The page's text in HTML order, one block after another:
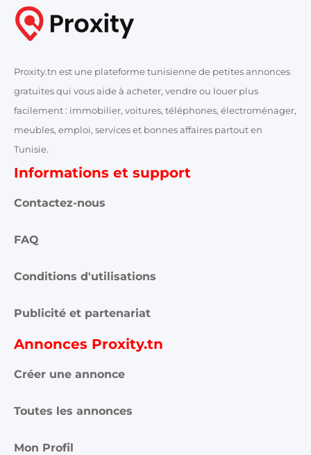
Proxity.tn est une plateforme tunisienne de petites annonces
gratuites qui vous aide à acheter, vendre ou louer plus
facilement : immobilier, voitures, téléphones, électroménager,
meubles, emploi, services et bonnes affaires partout en
Tunisie.
Informations et support
Contactez-nous
FAQ
Conditions d'utilisations
Publicité et partenariat
Annonces Proxity.tn
Créer une annonce
Toutes les annonces
Mon Profil